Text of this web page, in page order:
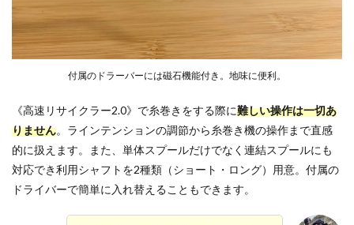
付属のドラーバーには磁石機能付き。地味に便利。
《高速リサイクラー2.0》で糸巻きをする際に難しい操作は一切あ
りません。ラインテンションの調節から糸巻き機の操作まで直感
的に扱えます。また、単体スプールだけでなく連結スプールにも
対応でき利用シャフトを2種類（ショート・ロング）用意。付属の
ドライバーで簡単に入れ替えることもできます。